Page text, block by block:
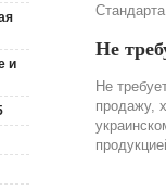
и
Не
Не
продажу,